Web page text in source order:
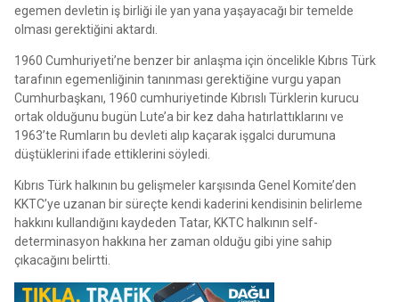
egemen devletin iş birliği ile yan yana yaşayacağı bir temelde
olması gerektiğini aktardı.
1960 Cumhuriyeti’ne benzer bir anlaşma için öncelikle Kıbrıs Türk
tarafının egemenliğinin tanınması gerektiğine vurgu yapan
Cumhurbaşkanı, 1960 cumhuriyetinde Kıbrıslı Türklerin kurucu
ortak olduğunu bugün Lute’a bir kez daha hatırlattıklarını ve
1963’te Rumların bu devleti alıp kaçarak işgalci durumuna
düştüklerini ifade ettiklerini söyledi.
Kıbrıs Türk halkının bu gelişmeler karşısında Genel Komite’den
KKTC’ye uzanan bir süreçte kendi kaderini kendisinin belirleme
hakkını kullandığını kaydeden Tatar, KKTC halkının self-
determinasyon hakkına her zaman olduğu gibi yine sahip
çıkacağını belirtti.